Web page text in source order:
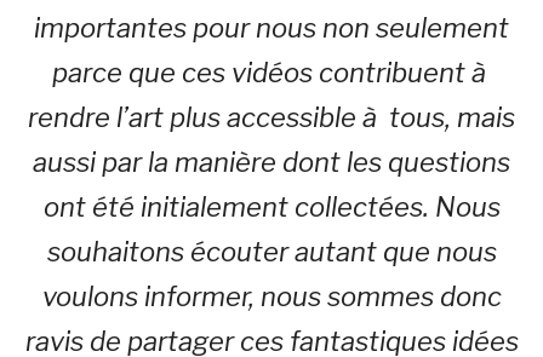
importantes pour nous non seulement
parce que ces vidéos contribuent à
rendre l’art plus accessible à tous, mais
aussi par la manière dont les questions
ont été initialement collectées. Nous
souhaitons écouter autant que nous
voulons informer, nous sommes donc
ravis de partager ces fantastiques idées